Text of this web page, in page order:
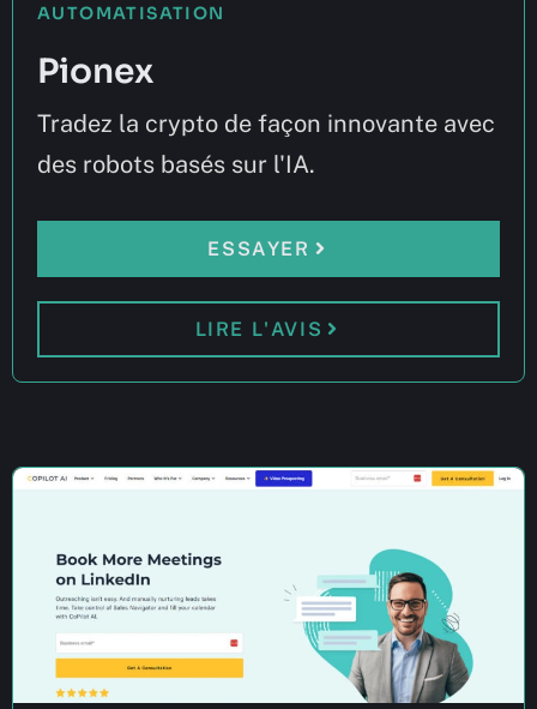
AUTOMATISATION
Pionex
Tradez la crypto de façon innovante avec
des robots basés sur l'IA.
ESSAYER
LIRE L'AVIS